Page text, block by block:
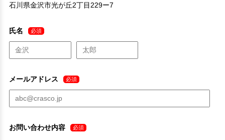
石川県金沢市光が丘2丁目229ー7
氏名 必須
メールアドレス 必須
お問い合わせ内容 必須